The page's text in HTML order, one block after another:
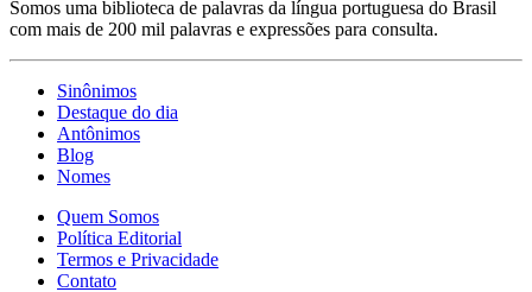
Somos uma biblioteca de palavras da língua portuguesa do Brasil
com mais de 200 mil palavras e expressões para consulta.
Sinônimos
Destaque do dia
Antônimos
Blog
Nomes
Quem Somos
Política Editorial
Termos e Privacidade
Contato